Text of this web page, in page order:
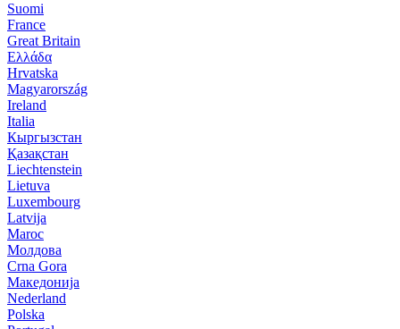
Suomi
France
Great Britain
Ελλάδα
Hrvatska
Magyarország
Ireland
Italia
Кыргызстан
Қазақстан
Liechtenstein
Lietuva
Luxembourg
Latvija
Maroc
Молдова
Crna Gora
Македонија
Nederland
Polska